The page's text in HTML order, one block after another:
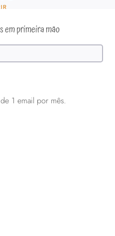
em primeira mão
1 email por mês.